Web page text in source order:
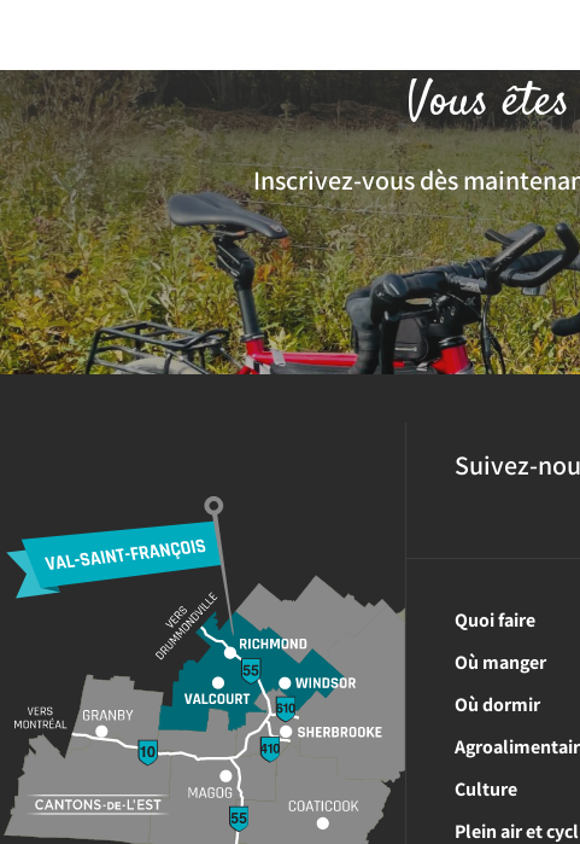
Vous
Inscrivez-vous dès
Suivez-
Quoi faire
Où manger
Où dormir
Culture
Plein air et